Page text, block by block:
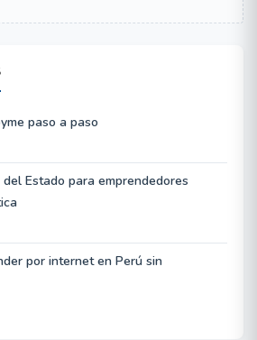
paso a paso
Estado para emprendedores
por internet en Perú sin